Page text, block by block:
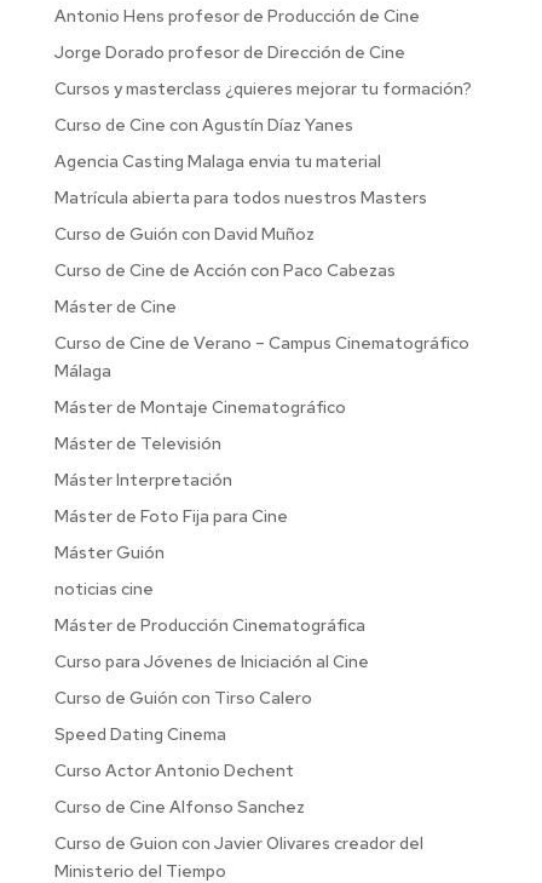
Antonio Hens profesor de Producción de Cine
Jorge Dorado profesor de Dirección de Cine
Cursos y masterclass ¿quieres mejorar tu formación?
Curso de Cine con Agustín Díaz Yanes
Agencia Casting Malaga envia tu material
Matrícula abierta para todos nuestros Masters
Curso de Guión con David Muñoz
Curso de Cine de Acción con Paco Cabezas
Máster de Cine
Curso de Cine de Verano – Campus Cinematográfico
Málaga
Máster de Montaje Cinematográfico
Máster de Televisión
Máster Interpretación
Máster de Foto Fija para Cine
Máster Guión
noticias cine
Máster de Producción Cinematográfica
Curso para Jóvenes de Iniciación al Cine
Curso de Guión con Tirso Calero
Speed Dating Cinema
Curso Actor Antonio Dechent
Curso de Cine Alfonso Sanchez
Curso de Guion con Javier Olivares creador del
Ministerio del Tiempo